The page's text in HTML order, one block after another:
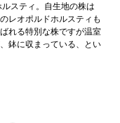
スティ。自生地の株は
レオポルドホルスティも
れる特別な株ですが温室
鉢に収まっている、とい